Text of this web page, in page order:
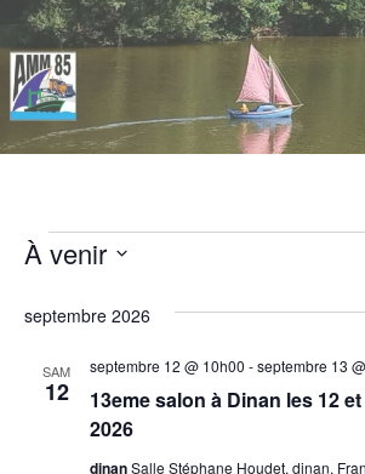
Aller
au
contenu
À venir
une
septembre 2026
SAM
12
13eme salon à Dinan les 12
2026
septembre 12 @ 10h00 -septembre 13
dinanSalle Stéphane Houdet, dinan,